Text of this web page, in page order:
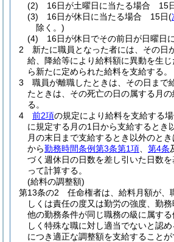
(2)
16日が土曜日に当たる場合 15
(3)
16日が休日に当たる場合 15日(
除く。)
(4)
16日が休日でその前日が日曜日
2
新たに職員となった者には、その日
給、降給等により給料額に異動を生
ら新たに定められた給料を支給する。
3
職員が離職したときは、その日まで
たときは、その死亡の日の属する月
る。
4
前2項の規定により給料を支給する場
に規定する月の1日から支給するとき
月の末日まで支給するとき以外のと
から勤務時間条例第3条第1項 第4条
づく週休日の日数を差し引いた日数
って計算する。
(給料の調整額)
第13条の2
任命権者は、給料月額が、
しくは責任の度又は勤労の強度、勤
他の勤務条件が同じ職務の級に属す
しく特殊な職に対し適当でないと認
につき適正な調整額を支給することが